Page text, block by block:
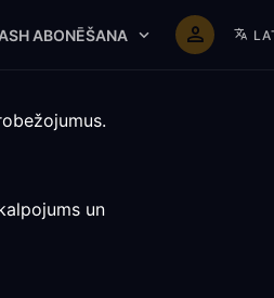
ABONĒŠANA
un